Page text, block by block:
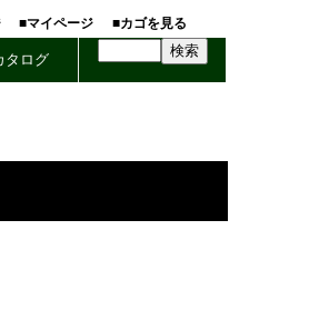
■マイページ ■カゴを見る
タログ